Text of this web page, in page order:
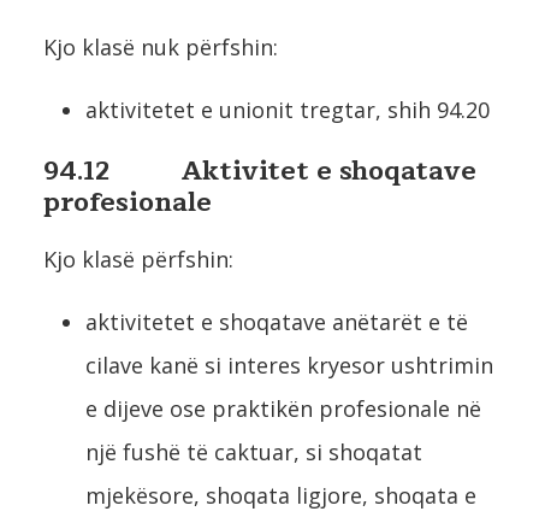
Kjo klasë nuk përfshin:
aktivitetet e unionit tregtar, shih 94.20
94.12 Aktivitet e shoqatave
profesionale
Kjo klasë përfshin:
aktivitetet e shoqatave anëtarët e të
cilave kanë si interes kryesor ushtrimin
e dijeve ose praktikën profesionale në
një fushë të caktuar, si shoqatat
mjekësore, shoqata ligjore, shoqata e